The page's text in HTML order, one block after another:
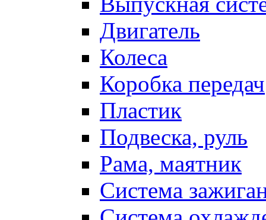
Двигатель
Колеса
Коробка передач
Пластик
Подвеска, руль
Рама, маятник
Система